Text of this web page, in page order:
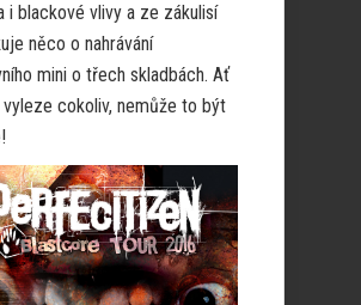
i blackové vlivy a ze zákulisí
něco o nahrávání
mini o třech skladbách. Ať
cokoliv, nemůže to být